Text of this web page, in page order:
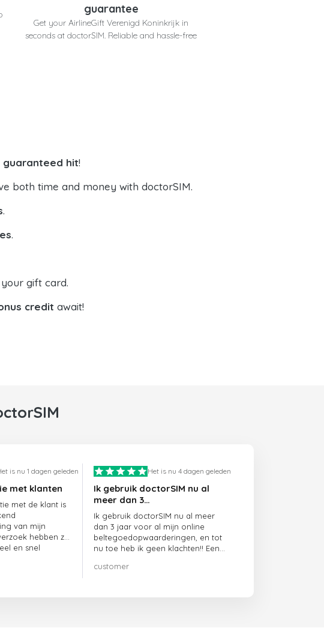
guarantee
Get your AirlineGift Verenigd Koninkrijk in
seconds at doctorSIM. Reliable and hassle-free
guaranteed hit!
both time and money with doctorSIM.
.
.
gift card.
credit await!
is nu 1 dagen geleden
met klanten
met de klant is
van mijn
hebben ze
en snel
Het is nu 4 dagen geleden
Ik gebruik doctorSIM nu al
meer dan 3…
Ik gebruik doctorSIM nu al meer
dan 3 jaar voor al mijn online
beltegoedopwaarderingen, en tot
nu toe heb ik geen klachten!! Een
customer